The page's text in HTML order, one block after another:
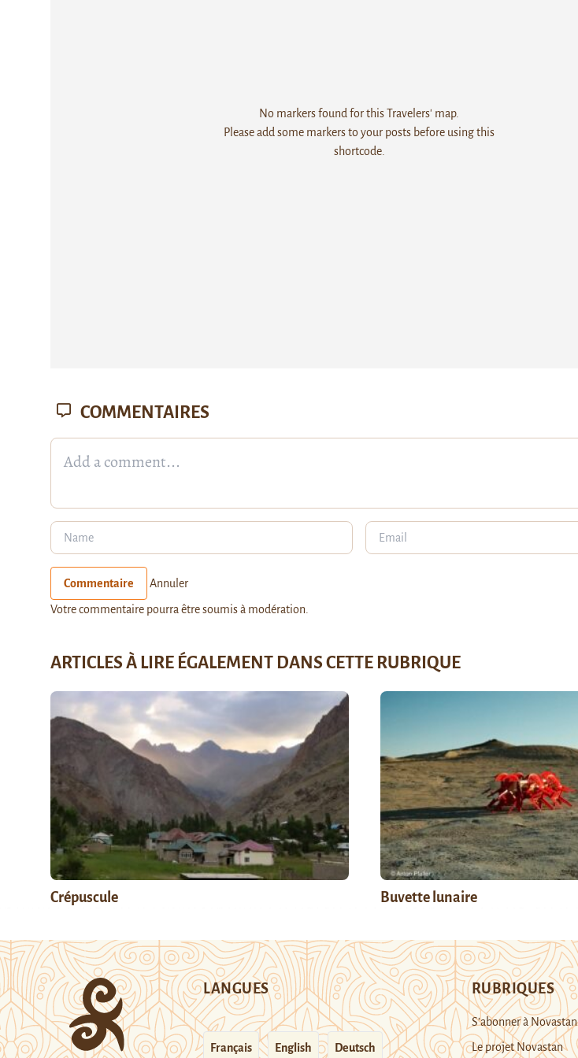
No markers found for this Travelers' map.
Please add some markers to your posts before using this
shortcode.
COMMENTAIRES
Commentaire Annuler
Votre commentaire pourra être soumis à modération.
ARTICLES À LIRE ÉGALEMENT DANS CETTE RUBRIQUE
Crépuscule Buvette lunaire
LANGUES
Français English Deutsch
RUBRIQUES
S’abonner à Novastan
Le projet Novastan